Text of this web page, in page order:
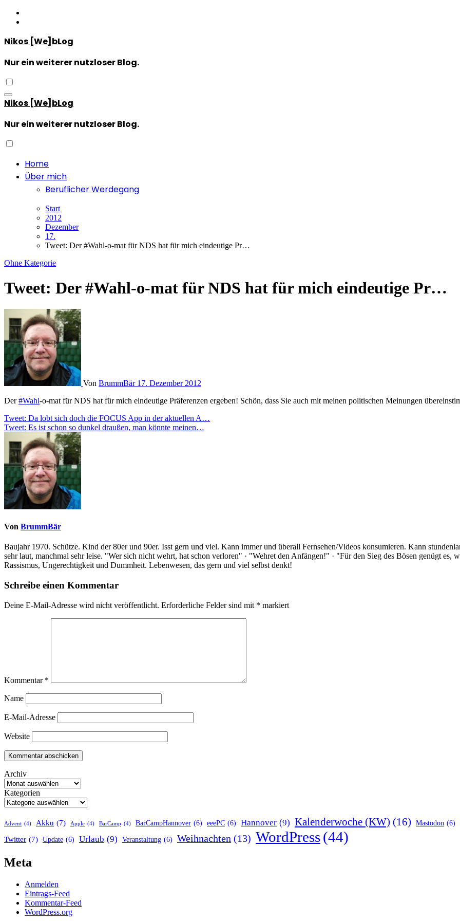
Zum
Inhalt
Nikos [We]bLog
Nur ein weiterer nutzloser Blog.
Nikos [We]bLog
Nur ein weiterer nutzloser Blog.
Home
Über mich
Beruflicher Werdegang
Start
2012
Dezember
17.
Tweet: Der #Wahl-o-mat für NDS hat für mich eindeutige Pr…
Ohne Kategorie
Tweet: Der #Wahl-o-mat für NDS hat für mich eindeutige Pr…
Von BrummBär 17. Dezember 2012
Der#Wahl-o-mat für NDS hat für mich eindeutige Präferenzen ergeben! Schön, dass Sie auch mit meinen politischen Meinungen
Beitragsnavigation
Tweet: Da lobt sich doch die FOCUS App in der aktuellen A…
Tweet: Es ist schon so dunkel draußen, man könnte meinen…
Von BrummBär
Baujahr 1970. Schütze. Kind der 80er und 90er. Isst gern und viel. Kann immer und überall Fernsehen/Videos konsumieren. Kann
sehr laut, manchmal sehr leise. "Wer sich nicht wehrt, hat schon verloren" · "Wehret den Anfängen!" · "Für den Sieg des Bösen genügt es,
Rassismus, Ungerechtigkeit und Dummheit. Lebenwesen, das gern und viel selbst denkt!
Schreibe einen Kommentar
Deine E-Mail-Adresse wird nicht veröffentlicht. Erforderliche Felder sind mit * markiert
Kommentar *
Name
E-Mail-Adresse
Website
Archiv
Kategorien
Advent (4) Akku (7) Apple (4) BarCamp (4) BarCampHannover (6) eeePC (6) Hannover (9) Kalenderwoche (KW) (16) Mastodon (6)
Twitter (7) Update (6) Urlaub (9) Veranstaltung (6) Weihnachten (13) WordPress(44)
Meta
Anmelden
Eintrags-Feed
Kommentar-Feed
WordPress.org